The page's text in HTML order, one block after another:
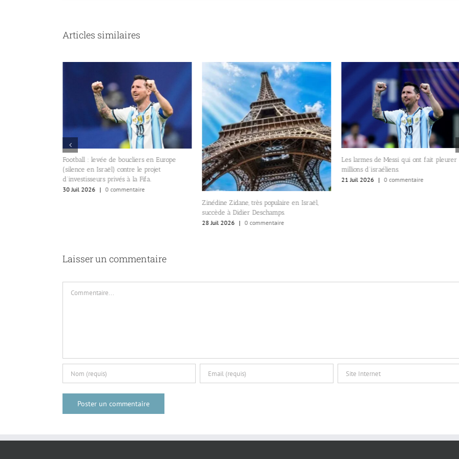
Articles similaires
Football : levée de boucliers en Europe
(silence en Israël) contre le projet
d’investisseurs privés à la Fifa.
30 Juil 2026
| 0 commentaire
Zinédine Zidane, très populaire en Israël,
succède à Didier Deschamps.
28 Juil 2026 | 0 commentaire
Les larmes de Messi qui ont fait pleurer
millions d’israéliens.
21 Juil 2026 | 0 commentaire
Laisser un commentaire